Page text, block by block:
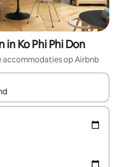
Ko Phi Phi Don
accommodaties op Airbnb
zijn, maak je een keuze